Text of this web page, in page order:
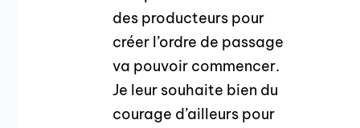
des producteurs pour
créer l’ordre de passage
va pouvoir commencer.
Je leur souhaite bien du
courage d’ailleurs pour